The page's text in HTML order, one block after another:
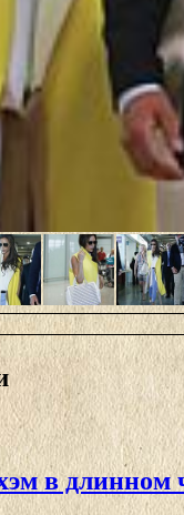
в длинном